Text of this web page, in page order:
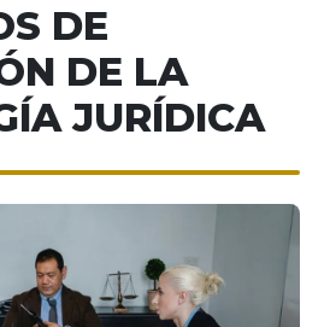
DE
DE LA
JURÍDICA